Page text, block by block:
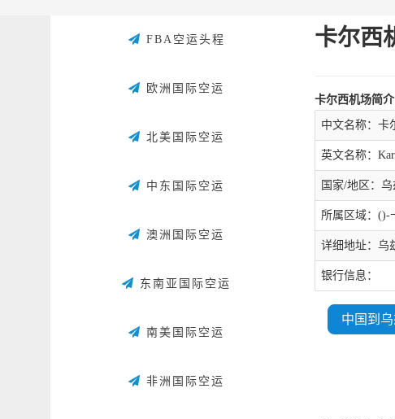
卡尔西
卡尔西机场简介
中文名称：卡
英文名称：
国家/地区：
所属区域：()-
详细地址：乌
银行信息：
中国到
FBA空运头程
欧洲国际空运
北美国际空运
中东国际空运
澳洲国际空运
东南亚国际空运
南美国际空运
非洲国际空运